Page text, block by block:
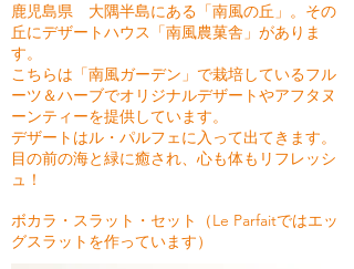
鹿児島県 大隅半島にある「南風の丘」。その
丘にデザートハウス「南風農菓舎」がありま
す。
こちらは「南風ガーデン」で栽培しているフル
ーツ＆ハーブでオリジナルデザートやアフタヌ
ーンティーを提供しています。
デザートはル・パルフェに入って出てきます。
目の前の海と緑に癒され、心も体もリフレッシ
ュ！
ボカラ・スラット・セット（Le Parfaitではエッ
グスラットを作っています）